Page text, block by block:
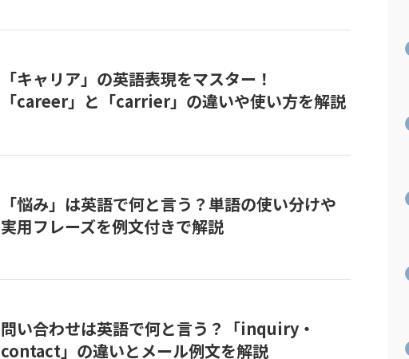
「キャリア」の英語表現をマスター！
「career」と「carrier」の違いや使い方を解説
「悩み」は英語で何と言う？単語の使い分けや
実用フレーズを例文付きで解説
問い合わせは英語で何と言う？「inquiry・
contact」の違いとメール例文を解説